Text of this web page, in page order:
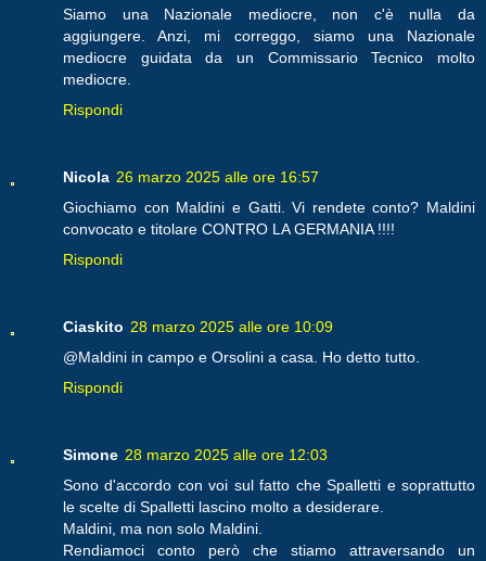
Siamo una Nazionale mediocre, non c'è nulla da
aggiungere. Anzi, mi correggo, siamo una Nazionale
mediocre guidata da un Commissario Tecnico molto
mediocre.
Rispondi
Nicola 26 marzo 2025 alle ore 16:57
Giochiamo con Maldini e Gatti. Vi rendete conto? Maldini
convocato e titolare CONTRO LA GERMANIA !!!!
Rispondi
Ciaskito 28 marzo 2025 alle ore 10:09
@Maldini in campo e Orsolini a casa. Ho detto tutto.
Rispondi
Simone 28 marzo 2025 alle ore 12:03
Sono d'accordo con voi sul fatto che Spalletti e soprattutto
le scelte di Spalletti lascino molto a desiderare.
Maldini, ma non solo Maldini.
Rendiamoci conto però che stiamo attraversando un